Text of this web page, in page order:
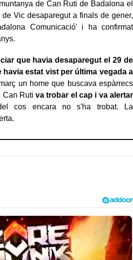
de Can Ruti de Badalona el
Vic desaparegut a finals de gener,
Comunicació' i ha confirmat
que havia desaparegut el 29 de
estat vist per última vegada a
un home que buscava espàrrecs
Can Rutiva trobar el cap i va alertar
cos encara no s'ha trobat. La